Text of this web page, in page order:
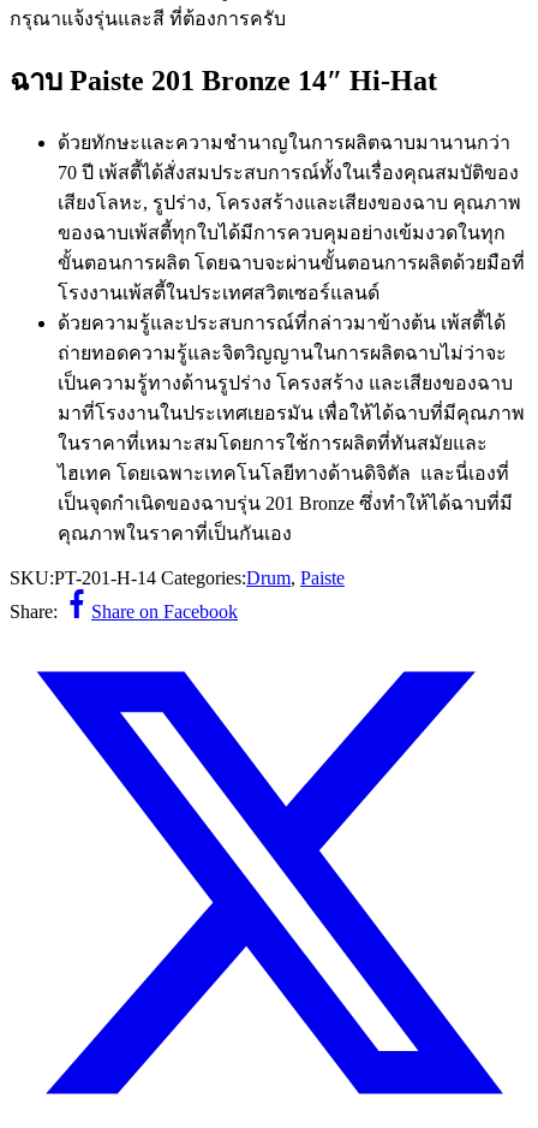
กรุณาแจ้งรุ่นและสี ที่ต้องการครับ
ฉาบ Paiste 201 Bronze 14″ Hi-Hat
ด้วยทักษะและความชำนาญในการผลิตฉาบมานานกว่า
70 ปี เพ้สตี้ได้สั่งสมประสบการณ์ทั้งในเรื่องคุณสมบัติของ
เสียงโลหะ, รูปร่าง, โครงสร้างและเสียงของฉาบ คุณภาพ
ของฉาบเพ้สตี้ทุกใบได้มีการควบคุมอย่างเข้มงวดในทุก
ขั้นตอนการผลิต โดยฉาบจะผ่านขั้นตอนการผลิตด้วยมือที่
โรงงานเพ้สตี้ในประเทศสวิตเซอร์แลนด์
ด้วยความรู้และประสบการณ์ที่กล่าวมาข้างต้น เพ้สตี้ได้
ถ่ายทอดความรู้และจิตวิญญานในการผลิตฉาบไม่ว่าจะ
เป็นความรู้ทางด้านรูปร่าง โครงสร้าง และเสียงของฉาบ
มาที่โรงงานในประเทศเยอรมัน เพื่อให้ได้ฉาบที่มีคุณภาพ
ในราคาที่เหมาะสมโดยการใช้การผลิตที่ทันสมัยและ
ไฮเทค โดยเฉพาะเทคโนโลยีทางด้านดิจิตัล และนี่เองที่
เป็นจุดกำเนิดของฉาบรุ่น 201 Bronze ซึ่งทำให้ได้ฉาบที่มี
คุณภาพในราคาที่เป็นกันเอง
SKU:PT-201-H-14 Categories:Drum, Paiste
Share:
Share on Facebook